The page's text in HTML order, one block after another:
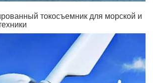
токосъемник для морской и